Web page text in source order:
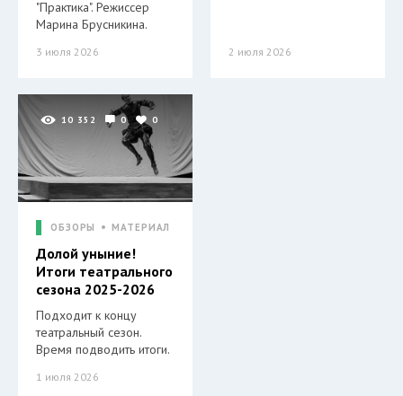
"Практика". Режиссер
Марина Брусникина.
3 июля 2026 2 июля 2026
10 352 0 0
ОБЗОРЫ МАТЕРИАЛ
Долой уныние!
Итоги театрального
сезона 2025-2026
Подходит к концу
театральный сезон.
Время подводить итоги.
1 июля 2026